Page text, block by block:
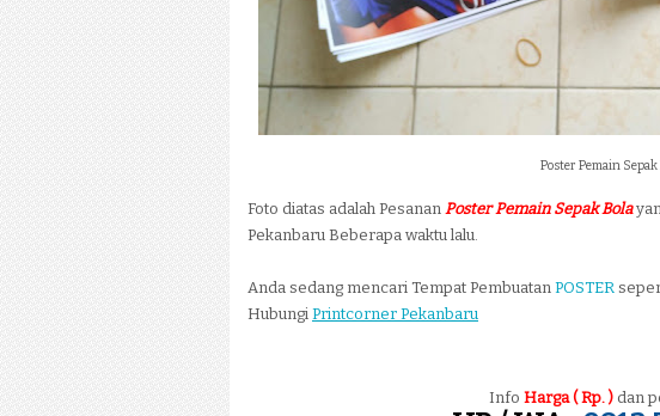
Poster Pemain Sepak
Foto diatas adalah Pesanan Poster Pemain Sepak Bola
Pekanbaru Beberapa waktu lalu.
Anda sedang mencari Tempat Pembuatan POSTER
Hubungi Printcorner Pekanbaru
Info Harga ( Rp. ) dan